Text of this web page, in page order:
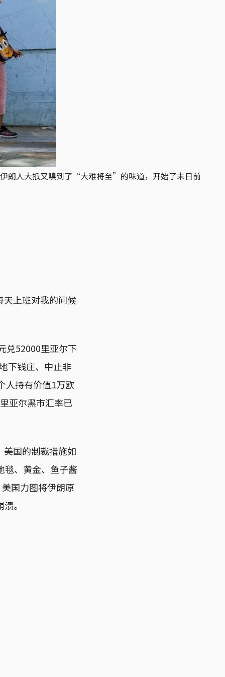
朗人大抵又嗅到了“大难将至”的味道，开始了末日前
上班对我的问候
兑52000里亚尔下
下钱庄、中止非
人持有价值1万欧
亚尔黑市汇率已
国的制裁措施如
毯、黄金、鱼子酱
国力图将伊朗原
。